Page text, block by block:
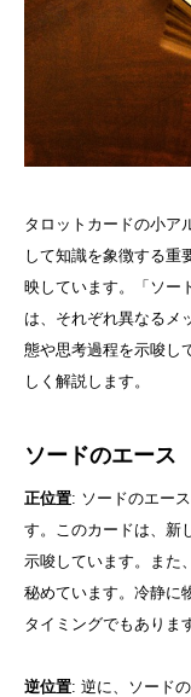
タロットカードの小ア
して知識を象徴する重
映しています。「ソー
は、それぞれ異なるメ
態や思考過程を示唆し
しく解説します。
ソードのエース
正位置: ソードのエー
す。このカードは、新
示唆しています。また
秘めています。冷静に
タイミングでもありま
逆位置: 逆に、ソード